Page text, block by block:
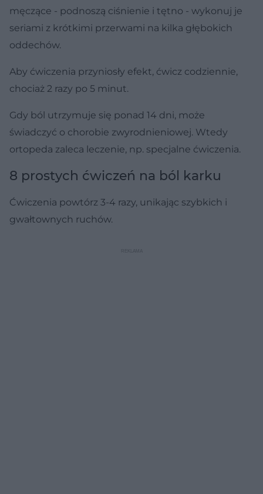
męczące - podnoszą ciśnienie i tętno - wykonuj je
seriami z krótkimi przerwami na kilka głębokich
oddechów.
Aby ćwiczenia przyniosły efekt, ćwicz codziennie,
chociaż 2 razy po 5 minut.
Gdy ból utrzymuje się ponad 14 dni, może
świadczyć o chorobie zwyrodnieniowej. Wtedy
ortopeda zaleca leczenie, np. specjalne ćwiczenia.
8 prostych ćwiczeń na ból karku
Ćwiczenia powtórz 3-4 razy, unikając szybkich i
gwałtownych ruchów.